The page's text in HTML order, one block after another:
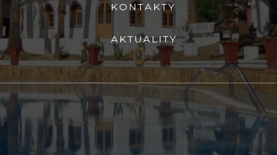
KONTAKTY
AKTUALITY